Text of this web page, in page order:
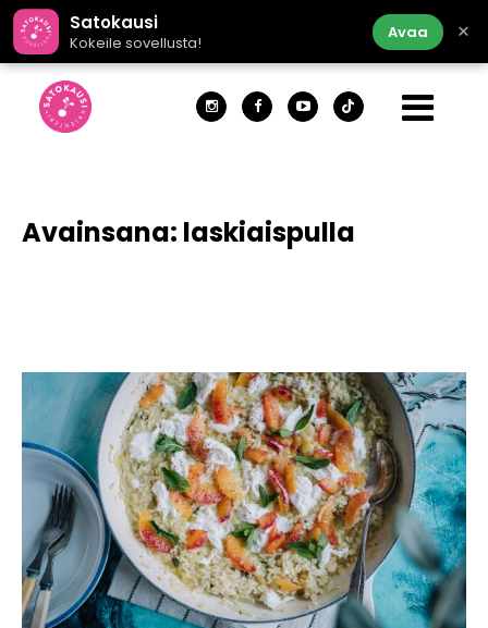
Satokausi
Kokeile sovellusta!
Avaa ×
Avainsana: laskiaispulla